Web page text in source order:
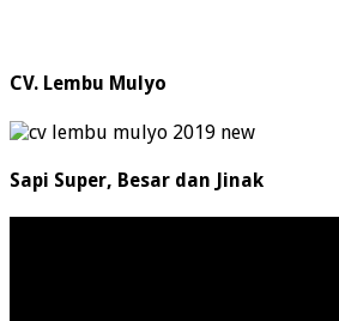
CV. Lembu Mulyo
Sapi Super, Besar dan Jinak